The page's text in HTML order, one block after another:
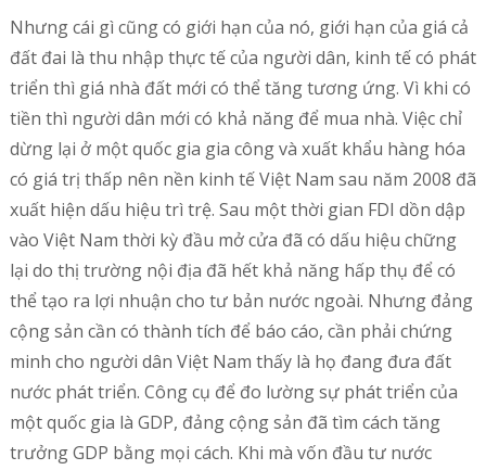
Nhưng cái gì cũng có giới hạn của nó, giới hạn của giá cả
đất đai là thu nhập thực tế của người dân, kinh tế có phát
triển thì giá nhà đất mới có thể tăng tương ứng. Vì khi có
tiền thì người dân mới có khả năng để mua nhà. Việc chỉ
dừng lại ở một quốc gia gia công và xuất khẩu hàng hóa
có giá trị thấp nên nền kinh tế Việt Nam sau năm 2008 đã
xuất hiện dấu hiệu trì trệ. Sau một thời gian FDI dồn dập
vào Việt Nam thời kỳ đầu mở cửa đã có dấu hiệu chững
lại do thị trường nội địa đã hết khả năng hấp thụ để có
thể tạo ra lợi nhuận cho tư bản nước ngoài. Nhưng đảng
cộng sản cần có thành tích để báo cáo, cần phải chứng
minh cho người dân Việt Nam thấy là họ đang đưa đất
nước phát triển. Công cụ để đo lường sự phát triển của
một quốc gia là GDP, đảng cộng sản đã tìm cách tăng
trưởng GDP bằng mọi cách. Khi mà vốn đầu tư nước